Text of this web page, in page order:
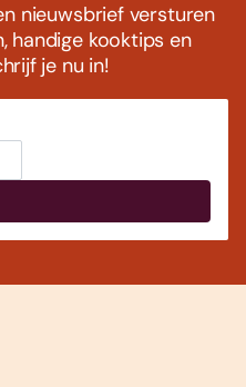
nieuwsbrief versturen
handige kooktips en
je nu in!